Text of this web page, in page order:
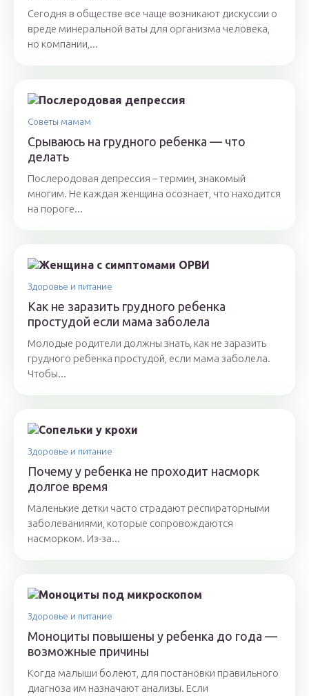
Сегодня в обществе все чаще возникают дискуссии о
вреде минеральной ваты для организма человека,
но компании,...
Советы мамам
Срываюсь на грудного ребенка — что
делать
Послеродовая депрессия – термин, знакомый
многим. Не каждая женщина осознает, что находится
на пороге...
Здоровье и питание
Как не заразить грудного ребенка
простудой если мама заболела
Молодые родители должны знать, как не заразить
грудного ребенка простудой, если мама заболела.
Чтобы...
Здоровье и питание
Почему у ребенка не проходит насморк
долгое время
Маленькие детки часто страдают респираторными
заболеваниями, которые сопровождаются
насморком. Из-за...
Здоровье и питание
Моноциты повышены у ребенка до года —
возможные причины
Когда малыши болеют, для постановки правильного
диагноза им назначают анализы. Если